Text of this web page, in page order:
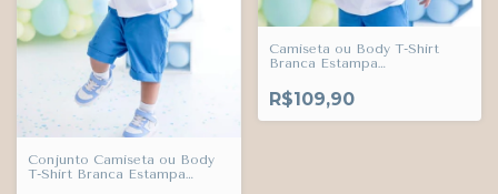
Conjunto Camiseta ou Body
T-Shirt Branca Estampa
Camiseta ou Body T-Shirt
Branca Estampa
da Criança Adulto Infantil
Bebê Índigo Trend
R$109,90